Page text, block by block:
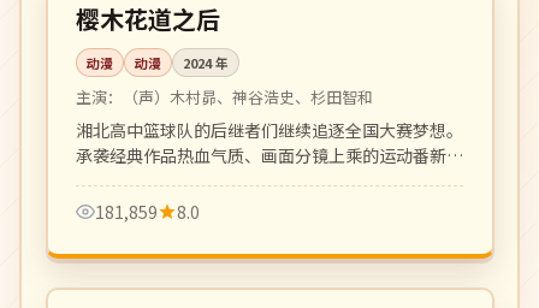
日本
樱木花道之后
动漫 动漫 2024年
主演： （声）木村昴、神谷浩史、杉田智和
湘北高中篮球队的后继者们继续追逐全国大赛梦想。
承袭经典作品热血气质、画面分镜上乘的运动番新
作。
181,859
8.0
院线 105 分钟